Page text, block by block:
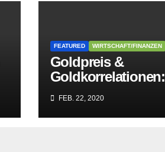
FEATURED WIRTSCHAFT/FINANZEN
Goldpreis &
Goldkorrelationen:
Warum man die
Goldpreisanalyse
besser Profis
FEB. 22, 2020